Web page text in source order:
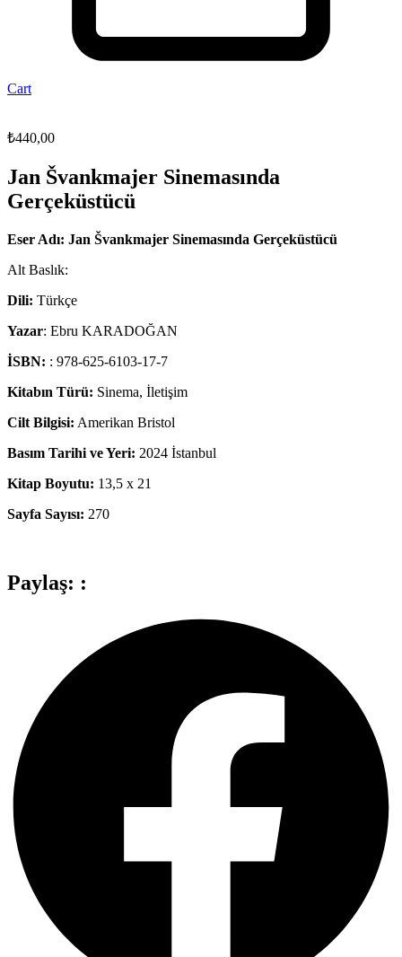
Cart
₺440,00
Jan Švankmajer Sinemasında
Gerçeküstücü
Eser Adı: Jan Švankmajer Sinemasında Gerçeküstücü
Alt Baslık:
Dili: Türkçe
Yazar: Ebru KARADOĞAN
İSBN: : 978-625-6103-17-7
Kitabın Türü: Sinema, İletişim
Cilt Bilgisi: Amerikan Bristol
Basım Tarihi ve Yeri: 2024 İstanbul
Kitap Boyutu: 13,5 x 21
Sayfa Sayısı: 270
Paylaş: :